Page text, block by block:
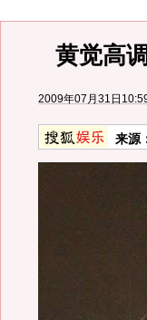
黄觉高
2009年07月31日
来源